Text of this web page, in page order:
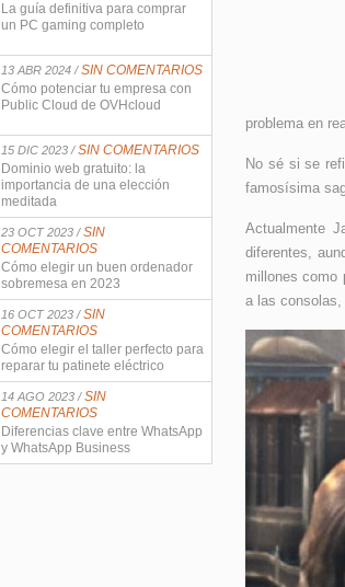
problema en
No sé si se
famosísima
Actualmente
diferentes,
millones como
a las
La guía definitiva para comprar
un PC gaming completo
13 ABR 2024 /SIN COMENTARIOS
Cómo potenciar tu empresa con
Public Cloud de OVHcloud
15 DIC 2023 /SIN COMENTARIOS
Dominio web gratuito: la
importancia de una elección
meditada
23 OCT 2023 /SIN
COMENTARIOS
Cómo elegir un buen ordenador
sobremesa en 2023
16 OCT 2023 /SIN
COMENTARIOS
Cómo elegir el taller perfecto para
reparar tu patinete eléctrico
14 AGO 2023 /SIN
COMENTARIOS
Diferencias clave entre WhatsApp
y WhatsApp Business